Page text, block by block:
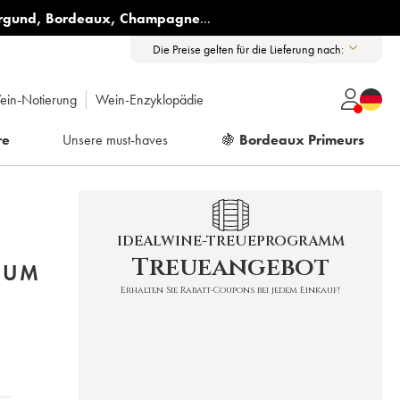
, Bordeaux, Champagne...
Die Preise gelten für die Lieferung nach:
Notierung Wein-Enzyklopädie
Unsere must-haves 🍇 Bordeaux Primeurs
IDEALWINE-TREUEPROGRAMM
Treueangebot
Erhalten Sie Rabatt-Coupons bei jedem Einkauf!